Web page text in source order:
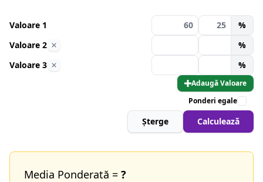
Valoare 1
%
Valoare 2
%
Valoare 3
%
Adaugă Valoare
Ponderi egale
Șterge Calculează
Media Ponderată = ?